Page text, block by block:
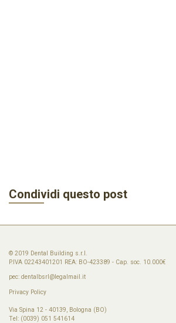
Condividi questo post
© 2019 Dental Building s.r.l.
P.IVA 02243401201 REA: BO-423389 - Cap. soc. 10.000€
pec: dentalbsrl@legalmail.it
Privacy Policy
Via Spina 12 - 40139, Bologna (BO)
Tel: (0039) 051 541614